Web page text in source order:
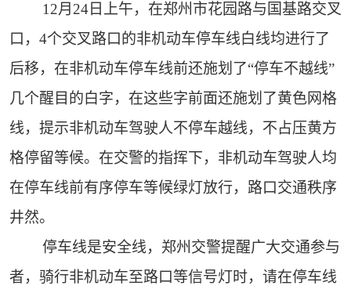
12月24日上午，在郑州市花园路与国基路交叉
口，4个交叉路口的非机动车停车线白线均进行了
后移，在非机动车停车线前还施划了“停车不越线”
几个醒目的白字，在这些字前面还施划了黄色网格
线，提示非机动车驾驶人不停车越线，不占压黄方
格停留等候。在交警的指挥下，非机动车驾驶人均
在停车线前有序停车等候绿灯放行，路口交通秩序
井然。
停车线是安全线，郑州交警提醒广大交通参与
者，骑行非机动车至路口等信号灯时，请在停车线